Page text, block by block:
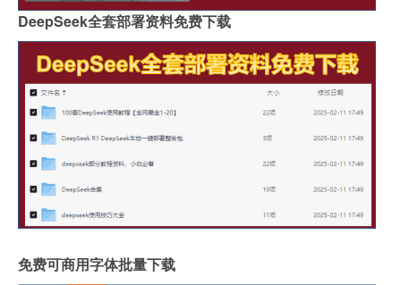
DeepSeek全套部署资料免费下载
免费可商用字体批量下载